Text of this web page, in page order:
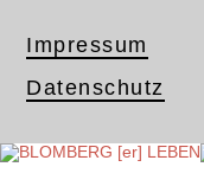
Impressum
Datenschutz